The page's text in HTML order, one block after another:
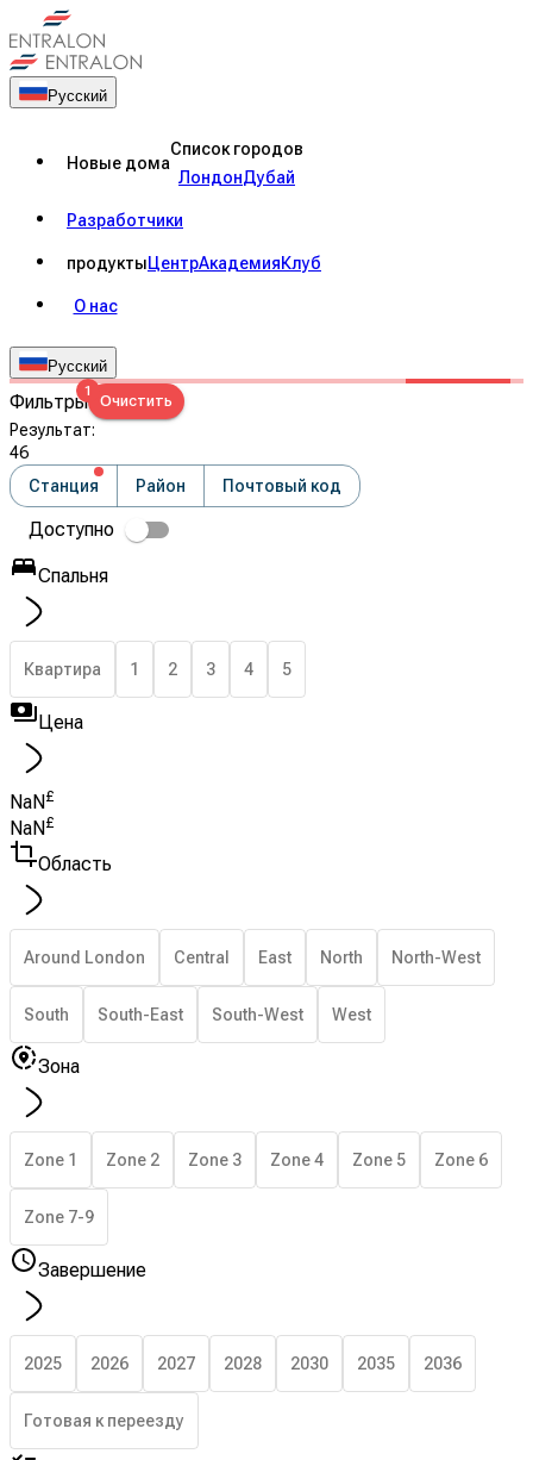
Русский
Новые дома
Список городов
ЛондонДубай
Разработчики
продуктыЦентрАкадемияКлуб
О нас
Русский
Фильтры1
Очистить
Результат:
46
Станция
Район Почтовый код
Доступно
Спальня
Квартира 1 2 3 4 5
Цена
NaN£
NaN £
Область
Around London Central East North North-West
South South-East South-West West
Зона
Zone 1 Zone 2 Zone 3 Zone 4 Zone 5 Zone 6
Zone 7-9
Завершение
2025 2026 2027 2028 2030 2035 2036
Готовая к переезду